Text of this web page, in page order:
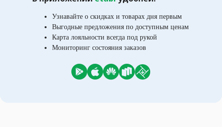
Узнавайте о скидках и товарах дня первым
Выгодные предложения по доступным ценам
Карта лояльности всегда под рукой
Мониторинг состояния заказов